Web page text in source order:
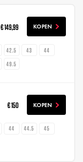
€ 149,99 KOPEN
42.5 43
44
49.5
€ 150 KOPEN
44 44.5
45